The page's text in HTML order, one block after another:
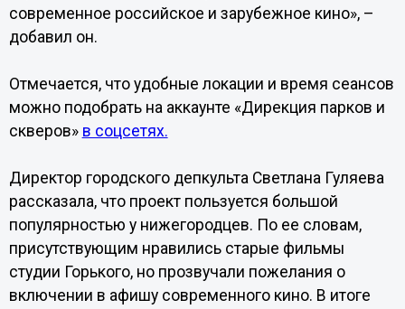
современное российское и зарубежное кино», –
добавил он.
Отмечается, что удобные локации и время сеансов
можно подобрать на аккаунте «Дирекция парков и
скверов» в соцсетях.
Директор городского депкульта Светлана Гуляева
рассказала, что проект пользуется большой
популярностью у нижегородцев. По ее словам,
присутствующим нравились старые фильмы
студии Горького, но прозвучали пожелания о
включении в афишу современного кино. В итоге